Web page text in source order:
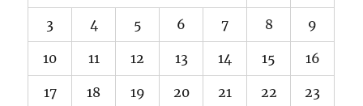
3 4 5 6 7 8 9
10 11 12 13 14 15 16
17 18 19 20 21 22 23